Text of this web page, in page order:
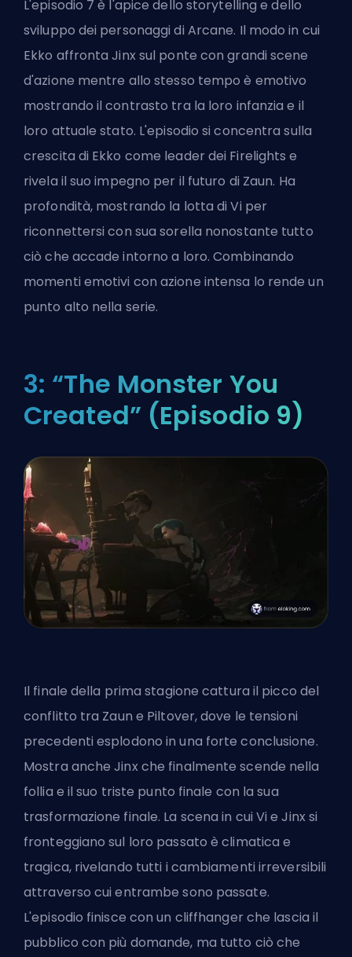
L'episodio 7 è l'apice dello storytelling e dello
sviluppo dei personaggi di Arcane. Il modo in cui
Ekko affronta Jinx sul ponte con grandi scene
d'azione mentre allo stesso tempo è emotivo
mostrando il contrasto tra la loro infanzia e il
loro attuale stato. L'episodio si concentra sulla
crescita di Ekko come leader dei Firelights e
rivela il suo impegno per il futuro di Zaun. Ha
profondità, mostrando la lotta di Vi per
riconnettersi con sua sorella nonostante tutto
ciò che accade intorno a loro. Combinando
momenti emotivi con azione intensa lo rende un
punto alto nella serie.
3: “The Monster You
Created” (Episodio 9)
Il finale della prima stagione cattura il picco del
conflitto tra Zaun e Piltover, dove le tensioni
precedenti esplodono in una forte conclusione.
Mostra anche Jinx che finalmente scende nella
follia e il suo triste punto finale con la sua
trasformazione finale. La scena in cui Vi e Jinx si
fronteggiano sul loro passato è climatica e
tragica, rivelando tutti i cambiamenti irreversibili
attraverso cui entrambe sono passate.
L'episodio finisce con un cliffhanger che lascia il
pubblico con più domande, ma tutto ciò che